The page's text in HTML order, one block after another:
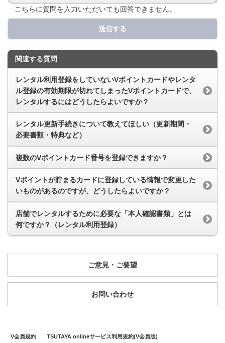
こちらに質問を入力いただいても回答できません。
送信する
関連する質問
レンタル利用登録をしていないVポイントカードやレンタ
ル登録の有効期限が切れてしまったVポイントカードで、
レンタルするにはどうしたらよいですか？
レンタル更新手続きについて教えてほしい（更新期間・
必要書類・特典など）
複数のVポイントカード番号を登録できますか？
Vポイントが貯まるカードに登録している情報で変更した
いものがあるのですが、どうしたらよいですか？
店舗でレンタルするために必要な「本人確認書類」とは
何ですか？（レンタル利用登録）
ご意見・ご要望
お問い合わせ
V会員規約 TSUTAYA onlineサービス利用規約(V会員版)